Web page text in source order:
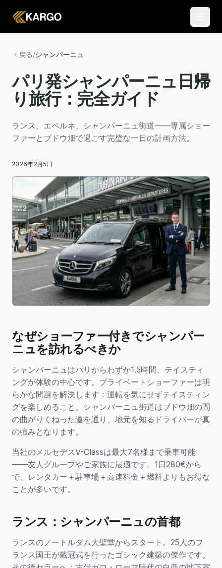
戻る/シャンパーニュ
パリ発シャンパーニュ日帰
り旅行：完全ガイド
ランス、エペルネ、シャンパーニュ街道——専属ショー
ファーとブドウ畑で過ごす完璧な一日の計画方法。
2026年2月5日
なぜショーファー付きでシャンパー
ニュを訪れるべきか
シャンパーニュはパリからわずか1.5時間、テイスティ
ングが体験の中心です。プライベートショーファーは明
らかな問題を解決します：運転を気にせずテイスティン
グを楽しめること。シャンパーニュ街道はブドウ畑の間
の曲がりくねった道を通り、地元を知るドライバーが真
の強みとなります。
当社のメルセデスV-Classは最大7名様まで乗車可能
——友人グループやご家族に最適です。1日280€から
で、レンタカー＋駐車場＋高速料金＋燃料よりもお得な
ことが多いです。
ランス：シャンパーニュの首都
ランスのノートルダム大聖堂からスタート。25人のフ
ランス国王が戴冠式を行ったゴシック建築の傑作です。